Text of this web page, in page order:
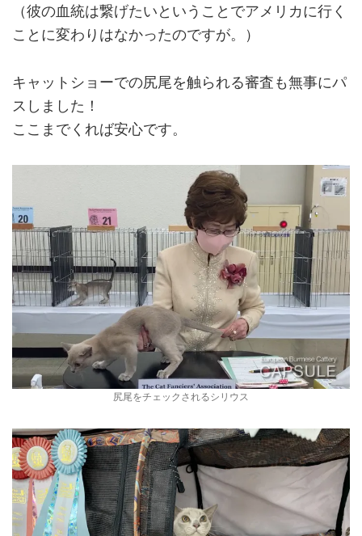
（彼の血統は繋げたいということでアメリカに行く
ことに変わりはなかったのですが。）
キャットショーでの尻尾を触られる審査も無事にパ
スしました！
ここまでくれば安心です。
尻尾をチェックされるシリウス